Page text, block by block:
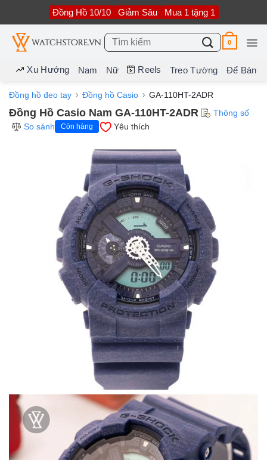
nội
dung
Đồng Hồ 10/10 Giảm Sâu Mua 1 tặng 1
Tìm
kiếm:
0
Xu Hướng Nam Nữ Reels Treo Tường Để Bàn
Đồng hồ đeo tay Đồng hồ Casio GA-110HT-2ADR
Đồng Hồ Casio Nam GA-110HT-2ADR
Thông số
So sánh
Còn hàng Yêu thích